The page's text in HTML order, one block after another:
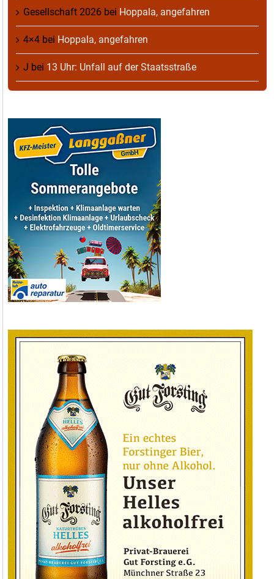
Gesellschaft 2026 bei Hoppala, angefahren
4×4 bei Hoppala, angefahren
J bei 13 Uhr: Unfall auf der Staatsstraße